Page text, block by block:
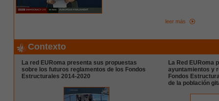
leer más
Contexto
La red EURoma presenta sus propuestas
sobre los futuros reglamentos de los Fondos
Estructurales 2014-2020
La Red EURoma
ayuntamientos y
Fondos
de la población